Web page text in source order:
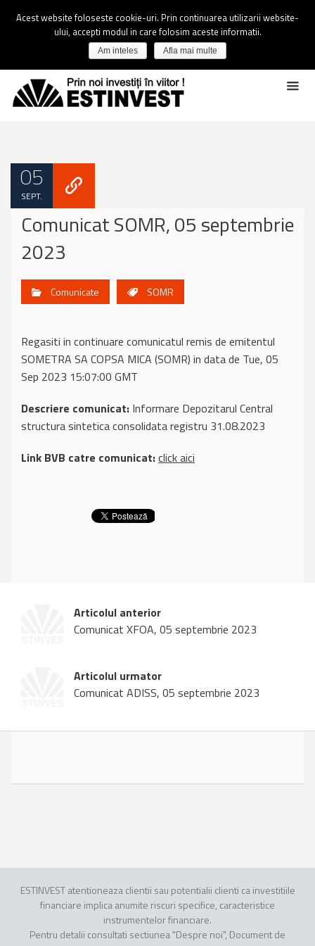
05
SEPT.
Comunicat SOMR, 05 septembrie
2023
Comunicate SOMR
Regasiti in continuare comunicatul remis de emitentul
SOMETRA SA COPSA MICA (SOMR) in data de Tue, 05
Sep 2023 15:07:00 GMT
Descriere comunicat: Informare Depozitarul Central
structura sintetica consolidata registru 31.08.2023
Link BVB catre comunicat:click aici
Articolul anterior
Comunicat XFOA, 05 septembrie 2023
Articolul urmator
Comunicat ADISS, 05 septembrie 2023
ESTINVEST atentioneaza clientii sau potentialii clienti ca investitiile
financiare implica anumite riscuri specifice, caracteristice
instrumentelor financiare.
Pentru detalii consultati sectiunea "Despre noi", Document de
Acest website foloseste cookie-uri. Prin continuarea utilizarii website-
ului, accepti modul in care folosim aceste informatii.
Am inteles Afla mai multe